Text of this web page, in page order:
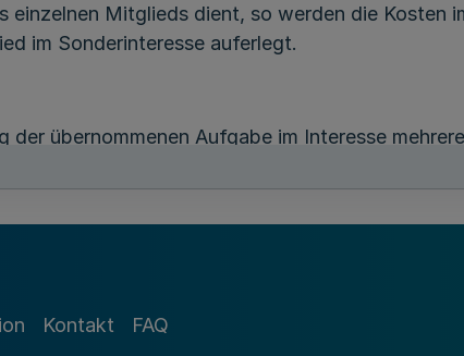
einzelnen Mitglieds dient, so werden die
im Sonderinteresse auferlegt.
der übernommenen Aufgabe im Interesse
oder der Entscheidung des
Kontakt FAQ